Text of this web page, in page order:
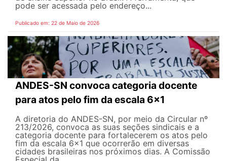
pode ser acessada pelo endereço...
Publicado em: 22 de Maio de 2026
ANDES-SN convoca categoria docente
para atos pelo fim da escala 6x1
A diretoria do ANDES-SN, por meio da Circular nº
213/2026, convoca as suas seções sindicais e a
categoria docente para fortalecerem os atos pelo
fim da escala 6x1 que ocorrerão em diversas
cidades brasileiras nos próximos dias. A Comissão